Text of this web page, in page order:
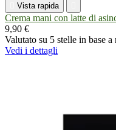
Vista rapida
Crema mani con latte di
9,90 €
Valutato su 5 stelle in base a
Vedi i dettagli